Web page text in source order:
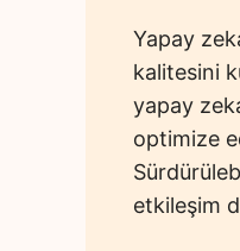
Yapay
kalitesini
yapay
optimize
etkileşim